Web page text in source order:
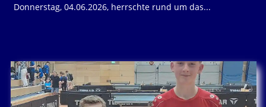
Donnerstag, 04.06.2026, herrschte rund um das...